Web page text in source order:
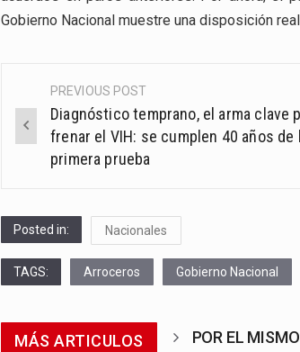
Gobierno Nacional muestre una disposición
Post
navigation
PREVIOUS POST
Diagnóstico temprano, el arma clave
frenar el VIH: se cumplen 40 años de
primera prueba
Posted in: Nacionales
TAGS: Arroceros Gobierno Nacional
MÁS ARTICULOS POR EL